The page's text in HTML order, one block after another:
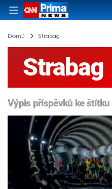
Domů Strabag
Strabag
Výpis příspěvků ke štítku